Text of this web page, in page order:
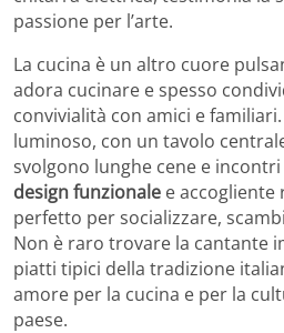
passione per l’arte.
La cucina è un altro cuore
adora cucinare e spesso
convivialità con amici e
luminoso, con un tavolo
svolgono lunghe cene e incontri
design funzionale e accogliente
perfetto per socializzare,
Non è raro trovare la cantante
piatti tipici della tradizione
amore per la cucina e per la
paese.